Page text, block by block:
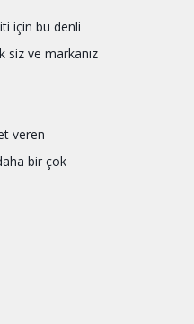
için bu denli
siz ve markanız
veren
bir çok